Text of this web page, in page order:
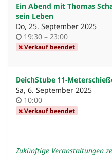
Ein Abend mit Thomas
sein Leben
Do, 25. September 2025
Uhrzeit
19:30 –bis
23:00
Verkauf beendet
DeichStube 11-
Sa, 6. September 2025
Uhrzeit
10:00
Verkauf beendet
Zukünftige Veranstaltungen